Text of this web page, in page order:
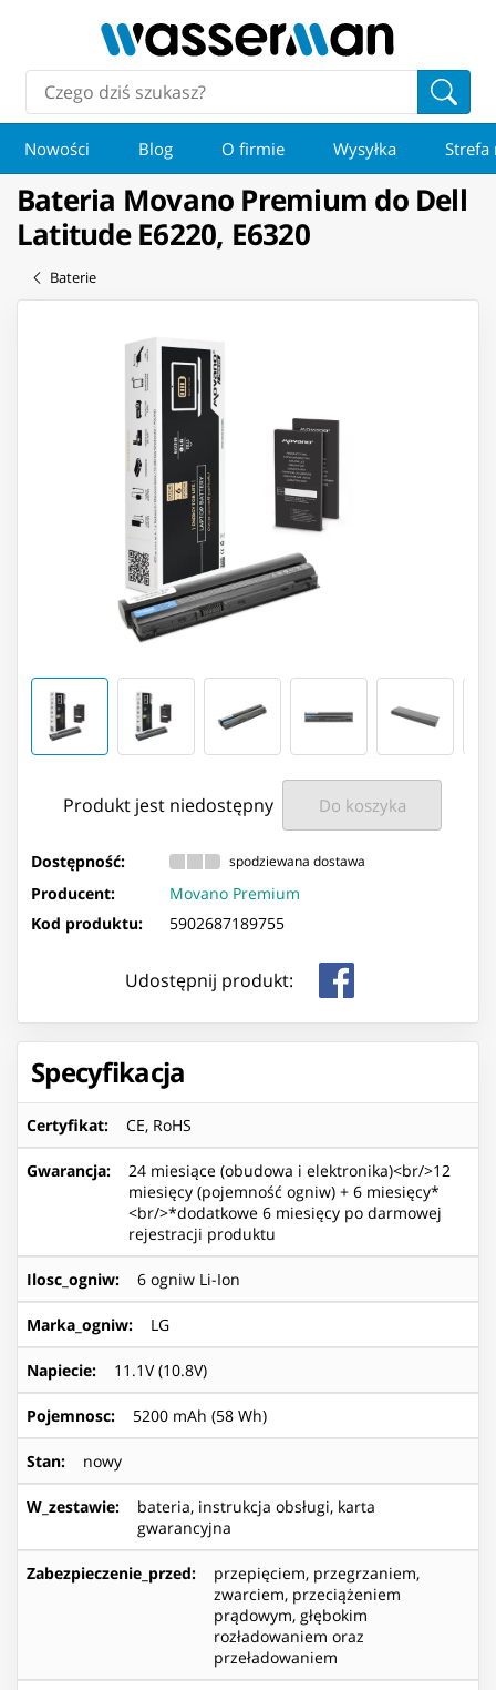
Nowości Blog O firmie Wysyłka Strefa
Bateria Movano Premium do Dell
Latitude E6220, E6320
Baterie
Produkt jest niedostępny Do koszyka
Dostępność: spodziewana dostawa
Producent:
Movano Premium
Kod produktu:
5902687189755
Udostępnij produkt:
Specyfikacja
Certyfikat: CE, RoHS
Gwarancja:
24 miesiące (obudowa i elektronika)<br/>12
miesięcy (pojemność ogniw) + 6 miesięcy*
<br/>*dodatkowe 6 miesięcy po darmowej
rejestracji produktu
Ilosc_ogniw: 6 ogniw Li-Ion
Marka_ogniw: LG
Napiecie: 11.1V (10.8V)
Pojemnosc: 5200 mAh (58 Wh)
Stan: nowy
W_zestawie:
bateria, instrukcja obsługi, karta
gwarancyjna
Zabezpieczenie_przed:
przepięciem, przegrzaniem,
zwarciem, przeciążeniem
prądowym, głębokim
rozładowaniem oraz
przeładowaniem